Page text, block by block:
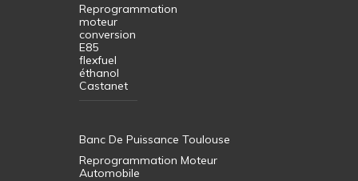
Reprogrammation
moteur
conversion
E85
flexfuel
éthanol
Castanet
Banc De Puissance Toulouse
Reprogrammation Moteur
Automobile